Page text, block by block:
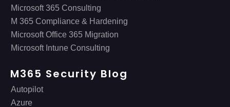
Microsoft 365 Consulting
M 365 Compliance & Hardening
Microsoft Office 365 Migration
Microsoft Intune Consulting
M365 Security Blog
Autopilot
Azure